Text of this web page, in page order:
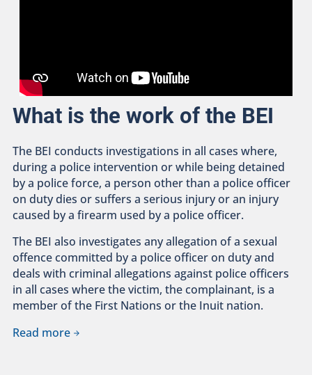
What is the work of the BEI
The BEI conducts investigations in all cases where,
during a police intervention or while being detained
by a police force, a person other than a police officer
on duty dies or suffers a serious injury or an injury
caused by a firearm used by a police officer.
The BEI also investigates any allegation of a sexual
offence committed by a police officer on duty and
deals with criminal allegations against police officers
in all cases where the victim, the complainant, is a
member of the First Nations or the Inuit nation.
Read more